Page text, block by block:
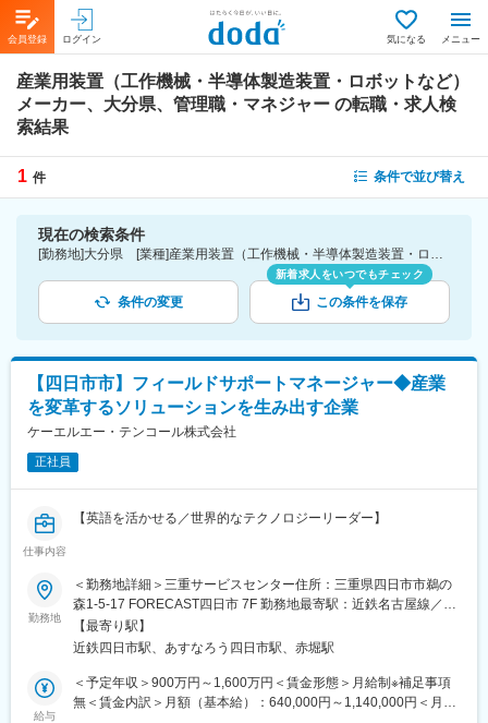
会員登録 ログイン 気になる メニュー
産業用装置（工作機械・半導体製造装置・ロボットなど）
メーカー、大分県、管理職・マネジャー の転職・求人検
索結果
1 件 条件で並び替え
現在の検索条件
[勤務地]大分県 [業種]産業用装置（工作機械・半導体製造装置・ロボットなど）メーカー-メーカー（機械・電気）業界 [詳細条件](仕事内容)管理職・マネジャー
条件の変更
新着求人をいつでもチェック
この条件を保存
【四日市市】フィールドサポートマネージャー◆産業
を変革するソリューションを生み出す企業
ケーエルエー・テンコール株式会社
正社員
仕事内容
【英語を活かせる／世界的なテクノロジーリーダー】
フィールドサポートマネージャーは、クライアント／顧客への販
売前および販売後のサービスおよびサポートの提供に関する戦略
的リーダーシップと指示を提供します。
サービスおよび顧客サポート業務のすべての側面をリードしま
す。
運用プロセス、エスカレーション手順を分析し、サービス提供の
改善と顧客／クライアントへの付加価値を見出すためのトレーニ
勤務地
＜勤務地詳細＞三重サービスセンター住所：三重県四日市市鵜の
森1-5-17 FORECAST四日市 7F 勤務地最寄駅：近鉄名古屋線／近
鉄四日市駅受動喫煙対策：屋内全面禁煙
【最寄り駅】
近鉄四日市駅、あすなろう四日市駅、赤堀駅
給与
＜予定年収＞900万円～1,600万円＜賃金形態＞月給制※補足事項
無＜賃金内訳＞月額（基本給）：640,000円～1,140,000円＜月給